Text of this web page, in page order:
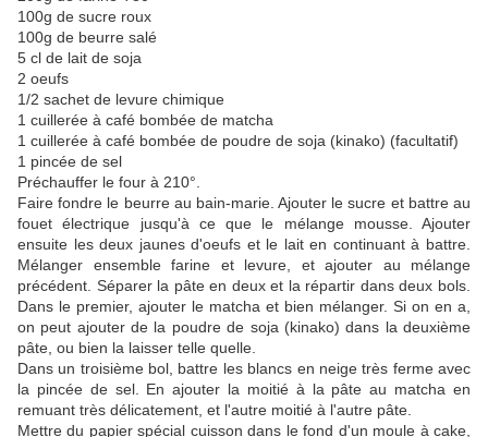
100g de sucre roux
100g de beurre salé
5 cl de lait de soja
2 oeufs
1/2 sachet de levure chimique
1 cuillerée à café bombée de matcha
1 cuillerée à café bombée de poudre de soja (kinako) (facultatif)
1 pincée de sel
Préchauffer le four à 210°.
Faire fondre le beurre au bain-marie. Ajouter le sucre et battre au
fouet électrique jusqu'à ce que le mélange mousse. Ajouter
ensuite les deux jaunes d'oeufs et le lait en continuant à battre.
Mélanger ensemble farine et levure, et ajouter au mélange
précédent. Séparer la pâte en deux et la répartir dans deux bols.
Dans le premier, ajouter le matcha et bien mélanger. Si on en a,
on peut ajouter de la poudre de soja (kinako) dans la deuxième
pâte, ou bien la laisser telle quelle.
Dans un troisième bol, battre les blancs en neige très ferme avec
la pincée de sel. En ajouter la moitié à la pâte au matcha en
remuant très délicatement, et l'autre moitié à l'autre pâte.
Mettre du papier spécial cuisson dans le fond d'un moule à cake,